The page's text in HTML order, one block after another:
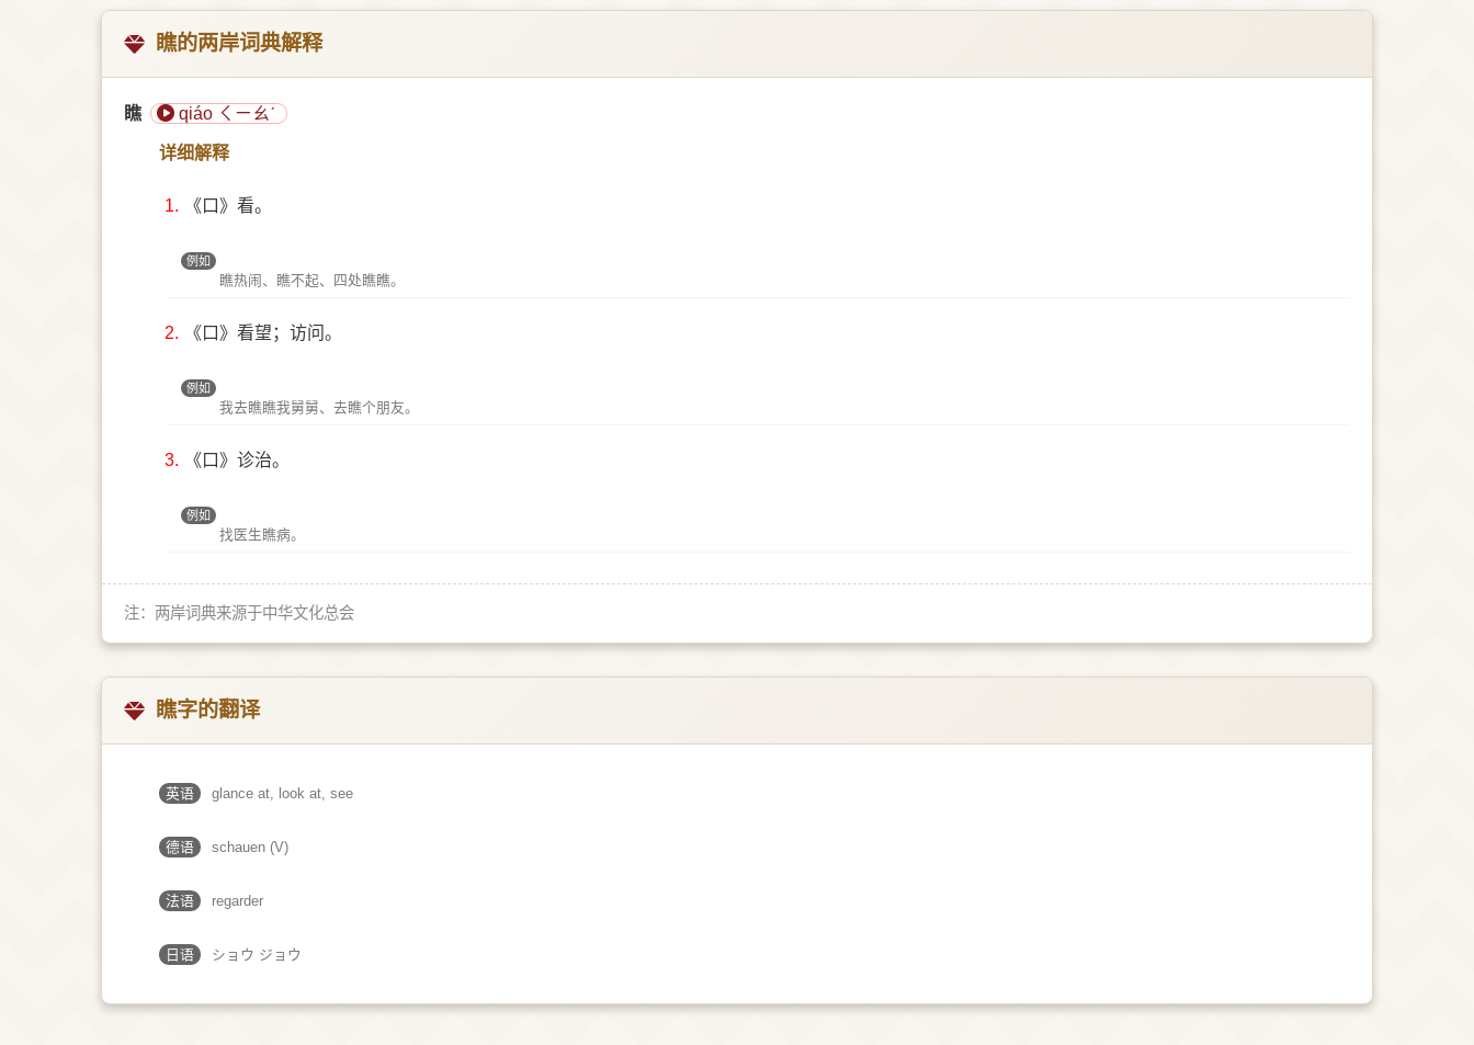
瞧的两岸词典解释
瞧 qiáo ㄑㄧㄠˊ
详细解释
1. 《口》看。
例如
瞧热闹、瞧不起、四处瞧瞧。
2. 《口》看望；访问。
例如
我去瞧瞧我舅舅、去瞧个朋友。
3. 《口》诊治。
例如
找医生瞧病。
注：两岸词典来源于中华文化总会
瞧字的翻译
英语 glance at, look at, see
德语 schauen (V)
法语 regarder
日语 ショウ ジョウ